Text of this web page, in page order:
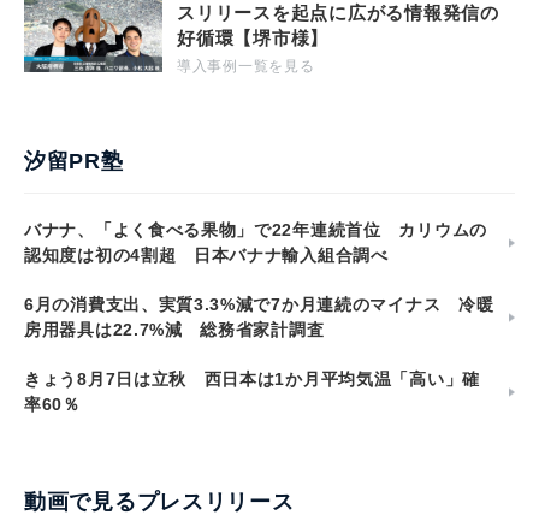
スリリースを起点に広がる情報発信の
好循環【堺市様】
導入事例一覧を見る
汐留PR塾
バナナ、「よく食べる果物」で22年連続首位 カリウムの
認知度は初の4割超 日本バナナ輸入組合調べ
6月の消費支出、実質3.3%減で7か月連続のマイナス 冷暖
房用器具は22.7%減 総務省家計調査
きょう8月7日は立秋 西日本は1か月平均気温「高い」確
率60％
動画で見るプレスリリース